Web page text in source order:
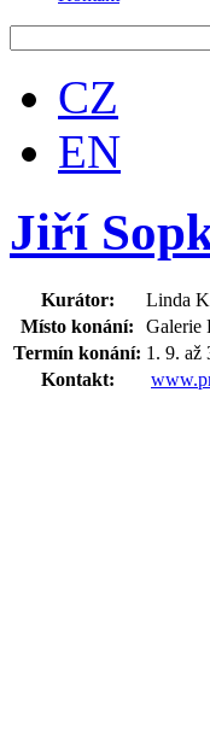
CZ
EN
Jiří
Kurátor:
Linda
Místo konání:
Galerie
Termín konání: 1. 9. až
Kontakt: